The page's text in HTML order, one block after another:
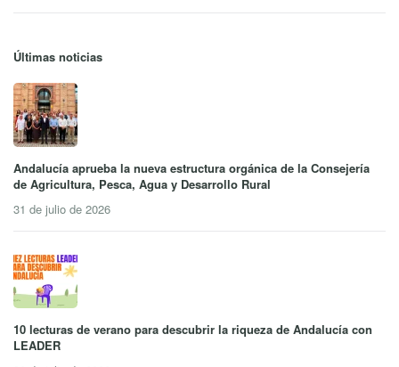
Últimas noticias
Andalucía aprueba la nueva estructura orgánica de la Consejería
de Agricultura, Pesca, Agua y Desarrollo Rural
31 de julio de 2026
10 lecturas de verano para descubrir la riqueza de Andalucía con
LEADER